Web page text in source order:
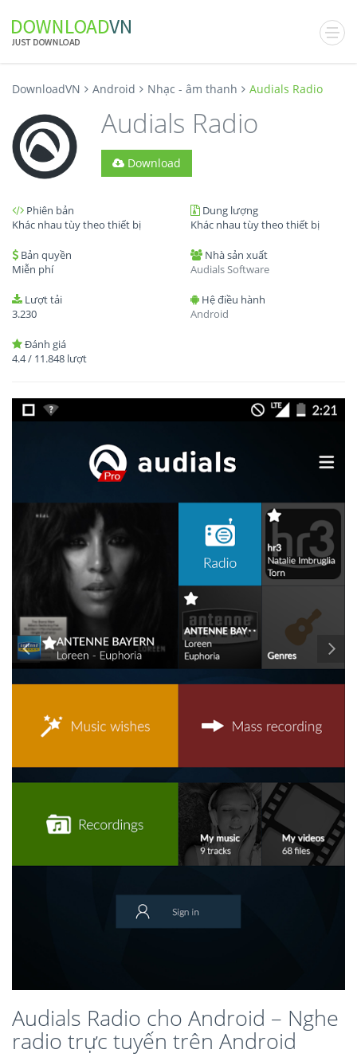
DownloadVN Android Nhạc - âm thanh Audials Radio
Audials Radio
Download
Phiên bản
Khác nhau tùy theo thiết bị
Dung lượng
Khác nhau tùy theo thiết bị
Bản quyền
Miễn phí
Nhà sản xuất
Audials Software
Lượt tải
3.230
Hệ điều hành
Android
Đánh giá
4.4/ 11.848 lượt
Audials Radio cho Android – Nghe
radio trực tuyến trên Android